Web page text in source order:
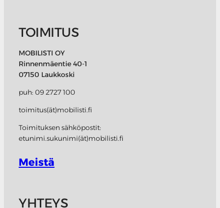
TOIMITUS
MOBILISTI OY
Rinnenmäentie 40-1
07150 Laukkoski
puh: 09 2727 100
toimitus(ät)mobilisti.fi
Toimituksen sähköpostit:
etunimi.sukunimi(ät)mobilisti.fi
Meistä
YHTEYS